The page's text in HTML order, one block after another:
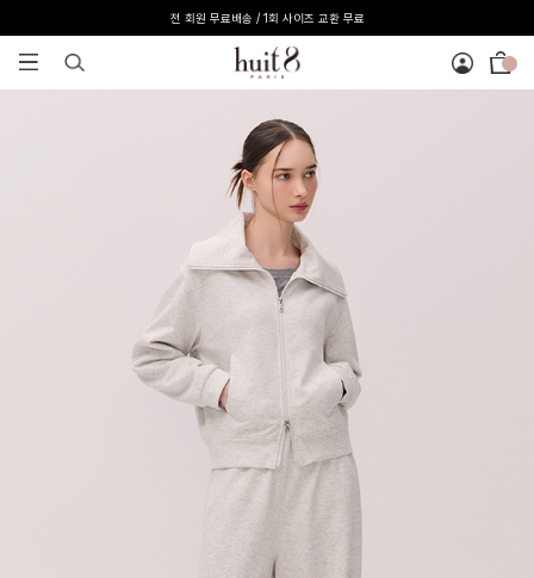
[온라인 익스클루시브] 온라인 회원 단독 40%